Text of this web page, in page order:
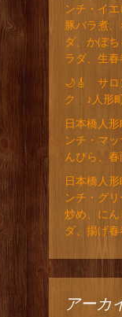
ンチ・イ
豚バラ煮
ダ、かぼ
ラダ、生
🌙🎸 サロ
ク ♪人形
日本橋人
ンチ・マ
んぴら、
日本橋人
ンチ・グ
炒め、に
ダ、揚げ
アーカ